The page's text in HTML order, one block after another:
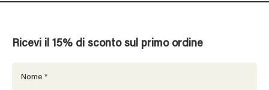
Ricevi il 15% di sconto sul primo ordine